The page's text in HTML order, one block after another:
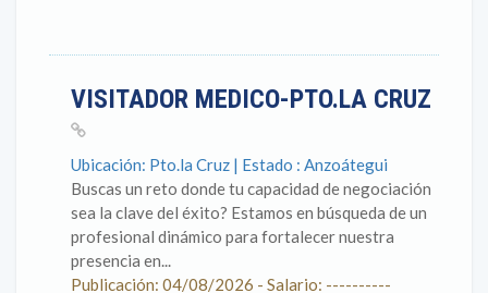
VISITADOR MEDICO-PTO.LA CRUZ
Ubicación: Pto.la Cruz | Estado : Anzoátegui
Buscas un reto donde tu capacidad de negociación
sea la clave del éxito? Estamos en búsqueda de un
profesional dinámico para fortalecer nuestra
presencia en...
Publicación: 04/08/2026 - Salario: ----------